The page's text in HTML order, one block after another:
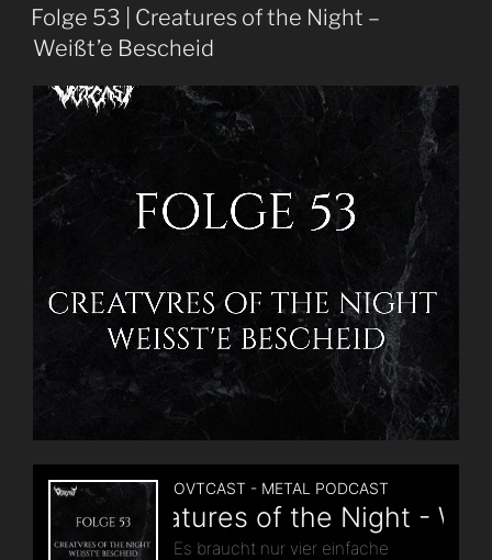
Folge 53 | Creatures of the Night –
Weißt’e Bescheid